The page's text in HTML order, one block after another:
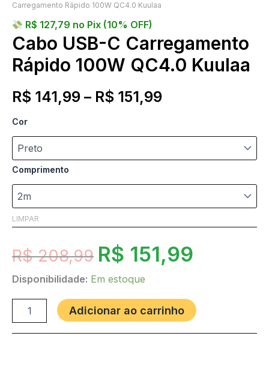
Carregamento Rápido 100W QC4.0 Kuulaa
R$ 127,79 no Pix (10% OFF)
Cabo USB-C Carregamento
Rápido 100W QC4.0 Kuulaa
R$ 141,99 – R$ 151,99
Cor
Comprimento
LIMPAR
R$208,99 R$ 151,99
Disponibilidade: Em estoque
Adicionar ao carrinho